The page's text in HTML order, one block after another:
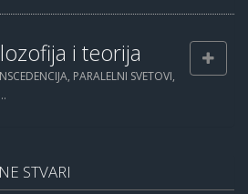
i teorija
PARALELNI SVETOVI,
STVARI